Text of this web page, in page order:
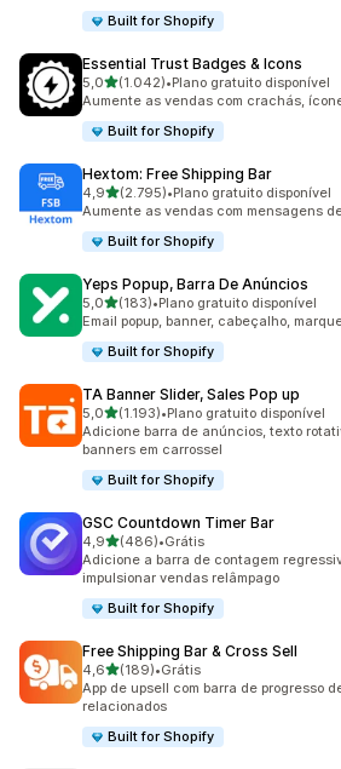
Built for Shopify
Essential Trust Badges & Icons
5,0de 5 estrelas
(1.042)
1042 avaliações ao todo
•Plano gratuito disponível
Aumente as vendas com crachás,
Built for Shopify
Hextom: Free Shipping Bar
4,9de 5 estrelas
(2.795)
2795 avaliações ao todo
•Plano gratuito disponível
Aumente as vendas com mensagens
Built for Shopify
Yeps Popup, Barra De Anúncios
5,0de 5 estrelas
(183)
183 avaliações ao todo
•Plano gratuito disponível
Email popup, banner, cabeçalho,
Built for Shopify
TA Banner Slider, Sales Pop up
5,0de 5 estrelas
(1.193)
1193 avaliações ao todo
•Plano gratuito disponível
Adicione barra de anúncios, texto
banners em carrossel
Built for Shopify
GSC Countdown Timer Bar
4,9de 5 estrelas
(486)
486 avaliações ao todo
•Grátis
Adicione a barra de contagem
impulsionar vendas relâmpago
Built for Shopify
Free Shipping Bar & Cross Sell
4,6de 5 estrelas
(189)
189 avaliações ao todo
•Grátis
App de upsell com barra de progresso
relacionados
Built for Shopify